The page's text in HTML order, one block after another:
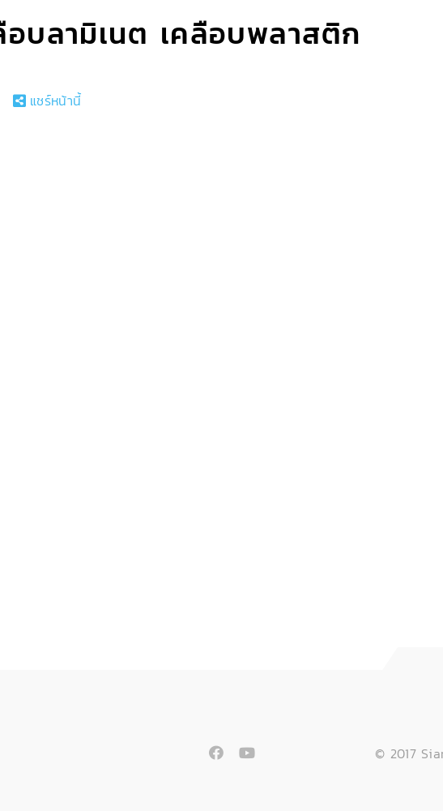
อบลามิเนต เคลือบพลาสติก
แชร์หน้านี้
© 2017